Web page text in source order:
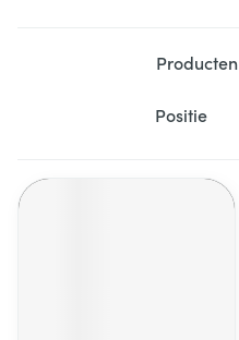
Producten
Sorteer op: